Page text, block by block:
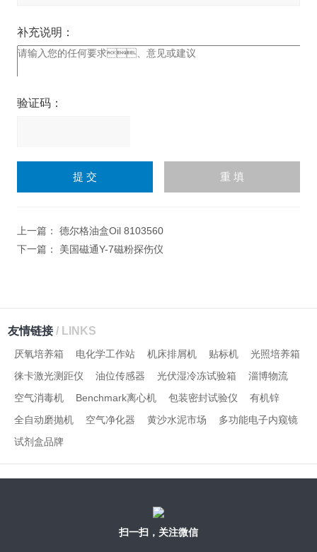
补充说明：
验证码：
上一篇： 德尔格油盒Oil 8103560
下一篇： 美国磁通Y-7磁粉探伤仪
友情链接/ LINKS
厌氧培养箱 电化学工作站 机床排屑机 贴标机
光照培养箱
徕卡激光测距仪
油位传感器 光伏湿冷冻试验箱
淄博物流
空气消毒机
Benchmark离心机 包装密封试验仪
有机锌
全自动磨抛机
空气净化器 黄沙水泥市场
多功能电子内窥镜
试剂盒品牌
扫一扫，关注微信